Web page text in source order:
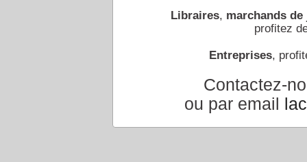
Libraires, marchands de
profitez
Entreprises,
Contactez-
ou par email